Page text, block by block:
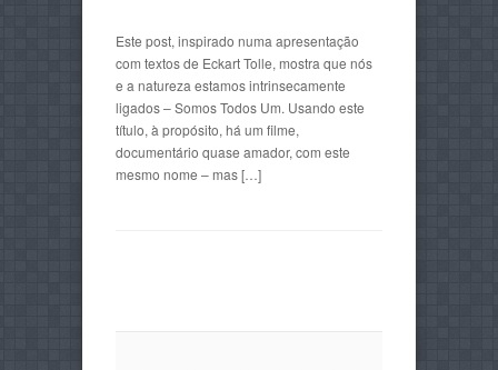
Este post, inspirado numa apresentação
com textos de Eckart Tolle, mostra que nós
e a natureza estamos intrinsecamente
ligados – Somos Todos Um. Usando este
título, à propósito, há um filme,
documentário quase amador, com este
mesmo nome – mas […]